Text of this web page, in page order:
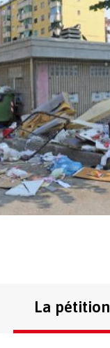
La pétition